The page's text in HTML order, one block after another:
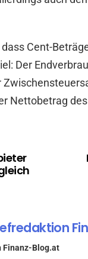
Cent-
Der
Nettobetrag
Finanz-Blog.at